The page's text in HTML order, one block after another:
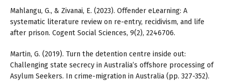
Mahlangu, G., & Zivanai, E. (2023). Offender eLearning: A
systematic literature review on re-entry, recidivism, and life
after prison. Cogent Social Sciences, 9(2), 2246706.
Martin, G. (2019). Turn the detention centre inside out:
Challenging state secrecy in Australia’s offshore processing of
Asylum Seekers. In crime-migration in Australia (pp. 327-352).